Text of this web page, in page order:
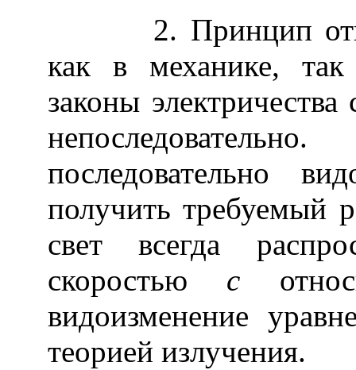
2. Принцип
как в механике,
законы
последовательно
получить требуемый
свет всегда
скоростью c
видоизменение
теорией излучения.